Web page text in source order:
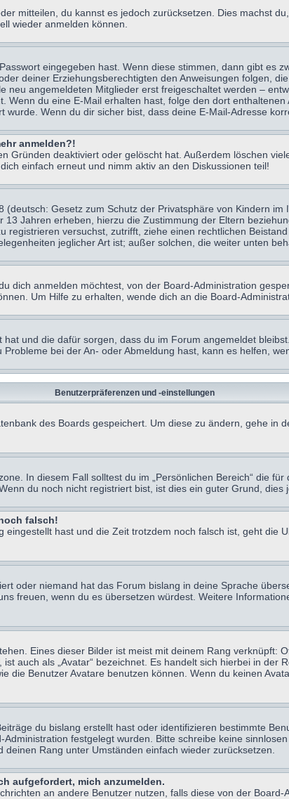
mitteilen, du kannst es jedoch zurücksetzen. Dies machst
wieder anmelden können.
eingegeben hast. Wenn diese stimmen, dann gibt es
deiner Erziehungsberechtigten den Anweisungen folgen,
neu angemeldeten Mitglieder erst freigeschaltet werden –
du eine E-Mail erhalten hast, folge den dort
Wenn du dir sicher bist, dass deine E-Mail-Adresse
anmelden?!
Gründen deaktiviert oder gelöscht hat. Außerdem löschen
einfach erneut und nimm aktiv an den Diskussionen teil!
Gesetz zum Schutz der Privatsphäre von Kindern
Jahren erheben, hierzu die Zustimmung der Eltern
versuchst, zutrifft, ziehe einen rechtlichen
jeglicher Art ist; außer solchen, die weiter unten
dich anmelden möchtest, von der Board-Administration
Um Hilfe zu erhalten, wende dich an die Board-
hat und die dafür sorgen, dass du im Forum angemeldet
bei der An- oder Abmeldung hast, kann es helfen,
Benutzerpräferenzen und -einstellungen
des Boards gespeichert. Um diese zu ändern, gehe in
In diesem Fall solltest du im „Persönlichen Bereich“ die
du noch nicht registriert bist, ist dies ein guter Grund, dies
falsch!
hast und die Zeit trotzdem noch falsch ist, geht die
oder niemand hat das Forum bislang in deine Sprache
freuen, wenn du es übersetzen würdest. Weitere
Eines dieser Bilder ist meist mit deinem Rang verknüpft:
auch als „Avatar“ bezeichnet. Es handelt sich hierbei in der
die Benutzer Avatare benutzen können. Wenn du keinen
du bislang erstellt hast oder identifizieren bestimmte
festgelegt wurden. Bitte schreibe keine
Rang unter Umständen einfach wieder zurücksetzen.
aufgefordert, mich anzumelden.
an andere Benutzer nutzen, falls diese von der